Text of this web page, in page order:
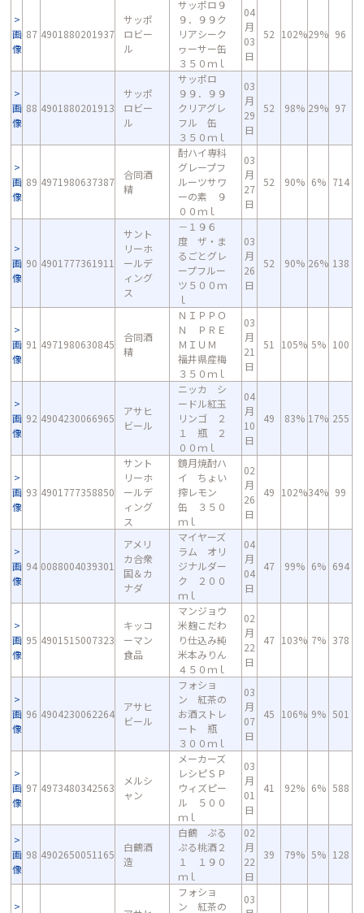
画
像
87 4901880201937
サッポ
ロビー
ル
サッポロ９
９．９９ク
リアシーク
ヮーサー缶
３５０ｍｌ
04
月
03
日
52 102%29% 96
画
像
88 4901880201913
サッポ
ロビー
ル
サッポロ
９９．９９
クリアグレ
フル 缶
３５０ｍｌ
03
月
29
日
52 98% 29% 97
画
像
89 4971980637387
合同酒
精
酎ハイ専科
グレープフ
ルーツサワ
ーの素 ９
００ｍｌ
03
月
27
日
52 90% 6% 714
画
像
90 4901777361911
サント
リーホ
ールデ
ィング
ス
－１９６
度 ザ・ま
るごとグレ
ープフルー
ツ５００ｍ
ｌ
03
月
26
日
52 90% 26% 138
画
像
91 4971980630845
合同酒
精
ＮＩＰＰＯ
Ｎ ＰＲＥ
ＭＩＵＭ
福井県産梅
３５０ｍｌ
03
月
21
日
51 105% 5% 100
画
像
92 4904230066965
アサヒ
ビール
ニッカ シ
ードル紅玉
リンゴ ２
１ 瓶 ２
００ｍｌ
04
月
10
日
49 83% 17% 255
画
像
93 4901777358850
サント
リーホ
ールデ
ィング
ス
鏡月焼酎ハ
イ ちょい
搾レモン
缶 ３５０
ｍｌ
02
月
26
日
49 102%34% 99
画
像
94 0088004039301
アメリ
カ合衆
国＆カ
ナダ
マイヤーズ
ラム オリ
ジナルダー
ク ２００
ｍｌ
04
月
04
日
47 99% 6% 694
画
像
95 4901515007323
キッコ
ーマン
食品
マンジョウ
米麹こだわ
り仕込み純
米本みりん
４５０ｍｌ
02
月
22
日
47 103% 7% 378
画
像
96 4904230062264
アサヒ
ビール
フォショ
ン 紅茶の
お酒ストレ
ート 瓶
３００ｍｌ
03
月
07
日
45 106% 9% 501
画
像
97 4973480342563
メルシ
ャン
メーカーズ
レシピＳＰ
ウィズピー
ル ５００
ｍｌ
03
月
01
日
41 92% 6% 588
画
像
98 4902650051165
白鶴酒
造
白鶴 ぷる
ぷる桃酒２
１ １９０
ｍｌ
02
月
22
日
39 79% 5% 128
フォショ
ン 紅茶の
03